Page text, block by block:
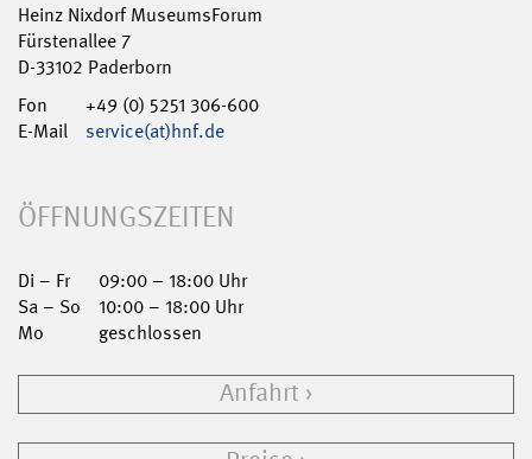
Heinz Nixdorf MuseumsForum
Fürstenallee 7
D-33102 Paderborn
Fon
+49 (0) 5251 306-600
E-Mail
service(at)hnf.de
ÖFFNUNGSZEITEN
Di – Fr
09:00 – 18:00 Uhr
Sa – So
10:00 – 18:00 Uhr
Mo
geschlossen
Anfahrt